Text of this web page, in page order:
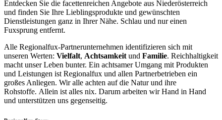
Entdecken Sie die facettenreichen Angebote aus Niederösterreich
und finden Sie Ihre Lieblingsprodukte und gewünschten
Dienstleistungen ganz in Ihrer Nähe. Schlau und nur einen
Fuxsprung entfernt.
Alle Regionalfux-Partnerunternehmen identifizieren sich mit
unseren Werten: Vielfalt, Achtsamkeit und Familie. Reichhaltigkeit
macht unser Leben bunter. Ein achtsamer Umgang mit Produkten
und Leistungen ist Regionalfux und allen Partnerbetrieben ein
großes Anliegen. Wir alle achten auf die Natur und ihre
Rohstoffe. Allein ist alles nix. Darum arbeiten wir Hand in Hand
und unterstützen uns gegenseitig.